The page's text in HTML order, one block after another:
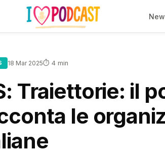
18 Mar 2025⏱ 4 min
Traiettorie: il
le